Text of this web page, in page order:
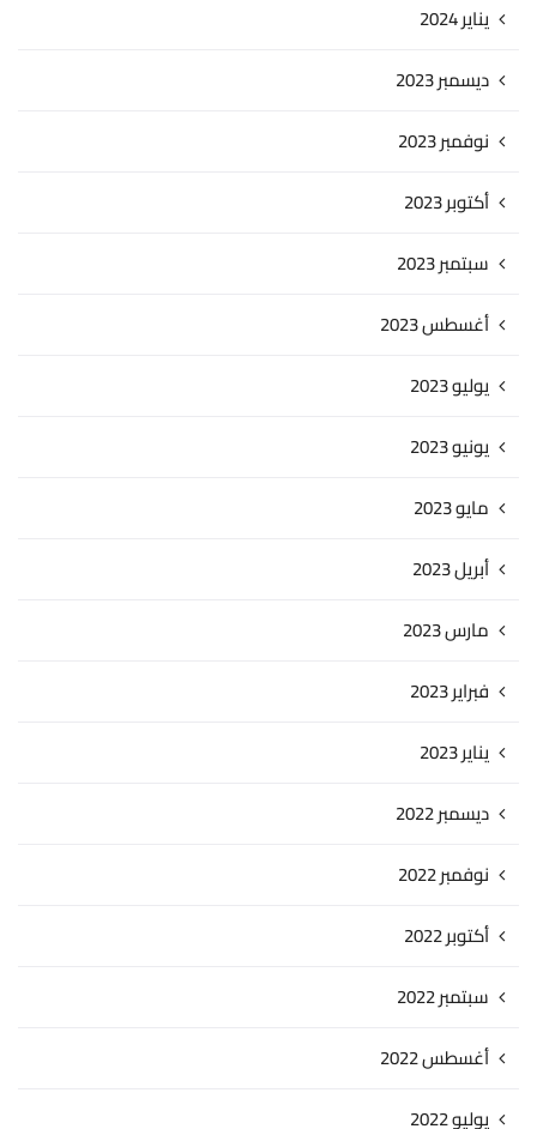
يناير 2024
ديسمبر 2023
نوفمبر 2023
أكتوبر 2023
سبتمبر 2023
أغسطس 2023
يوليو 2023
يونيو 2023
مايو 2023
أبريل 2023
مارس 2023
فبراير 2023
يناير 2023
ديسمبر 2022
نوفمبر 2022
أكتوبر 2022
سبتمبر 2022
أغسطس 2022
يوليو 2022